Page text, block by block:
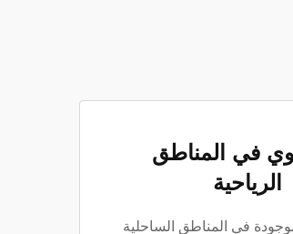
في المناطق
الرياحية
في المناطق الساحلية